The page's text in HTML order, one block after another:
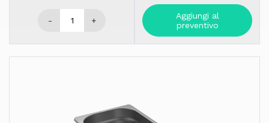
- +
Aggiungi al
preventivo